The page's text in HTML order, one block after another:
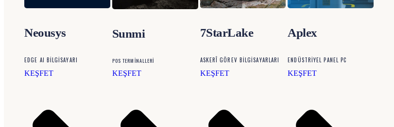
Neousys
EDGE AI BİLGİSAYARI
KEŞFET
Sunmi
POS TERMİNALLERİ
KEŞFET
7StarLake
ASKERÎ GÖREV BILGISAYARLARI
KEŞFET
Aplex
ENDÜSTRIYEL PANEL PC
KEŞFET